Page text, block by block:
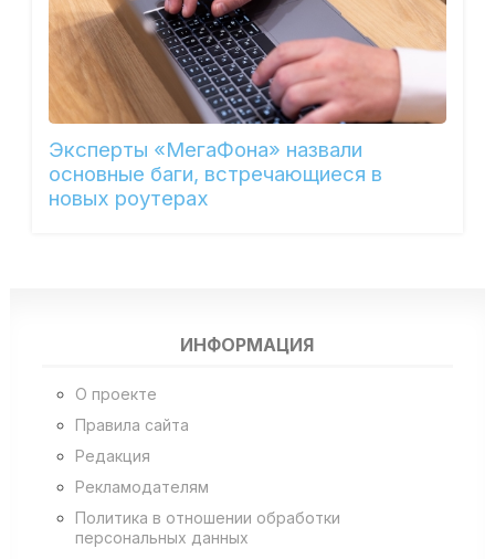
Эксперты «МегаФона» назвали
основные баги, встречающиеся в
новых роутерах
ИНФОРМАЦИЯ
О проекте
Правила сайта
Редакция
Рекламодателям
Политика в отношении обработки
персональных данных